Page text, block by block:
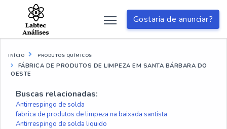
Gostaria de anunciar?
INÍCIO PRODUTOS QUÍMICOS
FÁBRICA DE PRODUTOS DE LIMPEZA EM SANTA BÁRBARA DO
OESTE
Buscas relacionadas:
Antirrespingo de solda
fabrica de produtos de limpeza na baixada santista
Antirrespingo de solda liquido